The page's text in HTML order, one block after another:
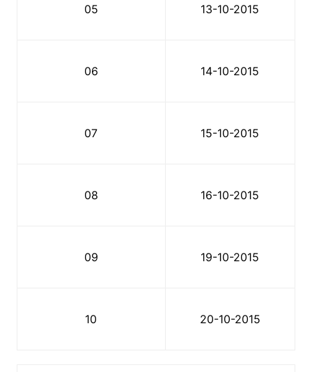
05 13-10-2015
06 14-10-2015
07 15-10-2015
08 16-10-2015
09 19-10-2015
10 20-10-2015